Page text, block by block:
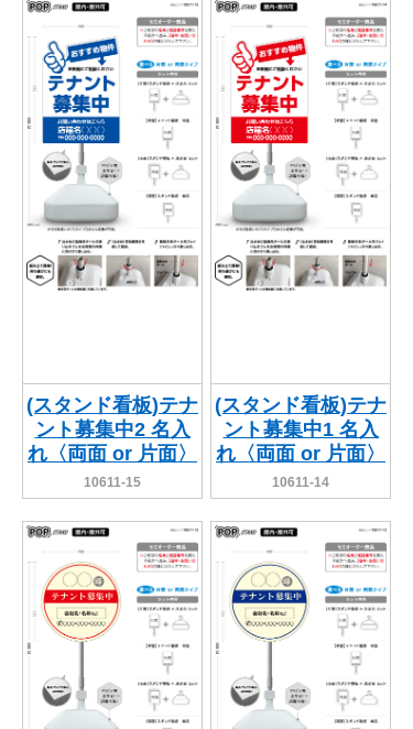
(スタンド看板)テナ
ント募集中2 名入
れ〈両面 or 片面〉
10611-15
(スタンド看板)テナ
ント募集中1 名入
れ〈両面 or 片面〉
10611-14